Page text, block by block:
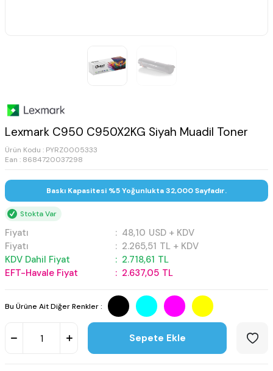
Lexmark C950 C950X2KG Siyah Muadil Toner
Ürün Kodu : PYRZ0005333
Ean : 8684720037298
Baskı Kapasitesi %5 Yoğunlukta 32,000 Sayfadır.
Stokta Var
Fiyatı : 48,10 USD + KDV
Fiyatı
: 2.265,51 TL + KDV
KDV Dahil Fiyat
: 2.718,61 TL
EFT-Havale Fiyat
: 2.637,05 TL
Bu Ürüne Ait Diğer Renkler :
Sepete Ekle